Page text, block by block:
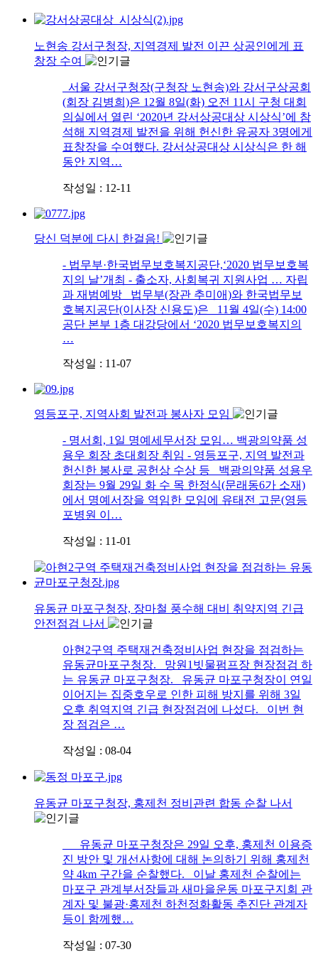
노현송 강서구청장, 지역경제 발전 이끈 상공인에게 표
창장 수여
서울 강서구청장(구청장 노현송)와 강서구상공회
(회장 김병희)은 12월 8일(화) 오전 11시 구청 대회
의실에서 열린 ‘2020년 강서상공대상 시상식’에 참
석해 지역경제 발전을 위해 헌신한 유공자 3명에게
표창장을 수여했다. 강서상공대상 시상식은 한 해
동안 지역…
작성일 : 12-11
당신 덕분에 다시 한걸음!
- 법무부·한국법무보호복지공단,‘2020 법무보호복
지의 날’개최 - 출소자, 사회복귀 지원사업 … 자립
과 재범예방 법무부(장관 추미애)와 한국법무보
호복지공단(이사장 신용도)은 11월 4일(수) 14:00
공단 본부 1층 대강당에서 ‘2020 법무보호복지의
…
작성일 : 11-07
영등포구, 지역사회 발전과 봉사자 모임
- 명서회, 1일 명예세무서장 모임… 백광의약품 성
용우 회장 초대회장 취임 - 영등포구, 지역 발전과
헌신한 봉사로 공헌상 수상 등 백광의약품 성용우
회장는 9월 29일 화 수 목 한정식(문래동6가 소재)
에서 명예서장을 역임한 모임에 유태전 고문(영등
포병원 이…
작성일 : 11-01
유동균 마포구청장, 장마철 풍수해 대비 취약지역 긴급
안전점검 나서
아현2구역 주택재건축정비사업 현장을 점검하는
유동균마포구청장. 망원1빗물펌프장 현장점검 하
는 유동균 마포구청장. 유동균 마포구청장이 연일
이어지는 집중호우로 인한 피해 방지를 위해 3일
오후 취역지역 긴급 현장점검에 나섰다. 이번 현
장 점검은 …
작성일 : 08-04
유동균 마포구청장, 홍제천 정비관련 합동 순찰 나서
유동균 마포구청장은 29일 오후, 홍제천 이용증
진 방안 및 개선사항에 대해 논의하기 위해 홍제천
약 4km 구간을 순찰했다. 이날 홍제천 순찰에는
마포구 관계부서장들과 새마을운동 마포구지회 관
계자 및 불광·홍제천 하천정화활동 추진단 관계자
등이 함께했…
작성일 : 07-30